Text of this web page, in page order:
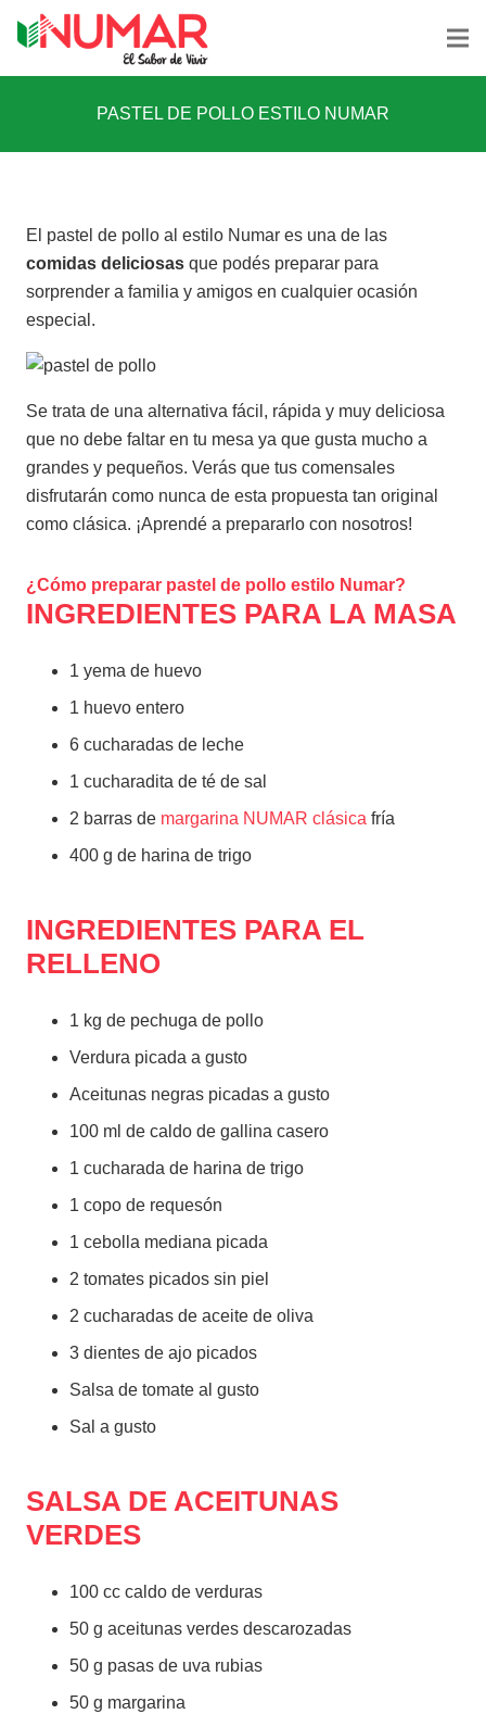
PASTEL DE POLLO ESTILO NUMAR
El pastel de pollo al estilo Numar es una de las
comidas deliciosas que podés preparar para
sorprender a familia y amigos en cualquier ocasión
especial.
Se trata de una alternativa fácil, rápida y muy deliciosa
que no debe faltar en tu mesa ya que gusta mucho a
grandes y pequeños. Verás que tus comensales
disfrutarán como nunca de esta propuesta tan original
como clásica. ¡Aprendé a prepararlo con nosotros!
¿Cómo preparar pastel de pollo estilo Numar?
INGREDIENTES PARA LA MASA
1 yema de huevo
1 huevo entero
6 cucharadas de leche
1 cucharadita de té de sal
2 barras de margarina NUMAR clásica fría
400 g de harina de trigo
INGREDIENTES PARA EL
RELLENO
1 kg de pechuga de pollo
Verdura picada a gusto
Aceitunas negras picadas a gusto
100 ml de caldo de gallina casero
1 cucharada de harina de trigo
1 copo de requesón
1 cebolla mediana picada
2 tomates picados sin piel
2 cucharadas de aceite de oliva
3 dientes de ajo picados
Salsa de tomate al gusto
Sal a gusto
SALSA DE ACEITUNAS
VERDES
100 cc caldo de verduras
50 g aceitunas verdes descarozadas
50 g pasas de uva rubias
50 g margarina